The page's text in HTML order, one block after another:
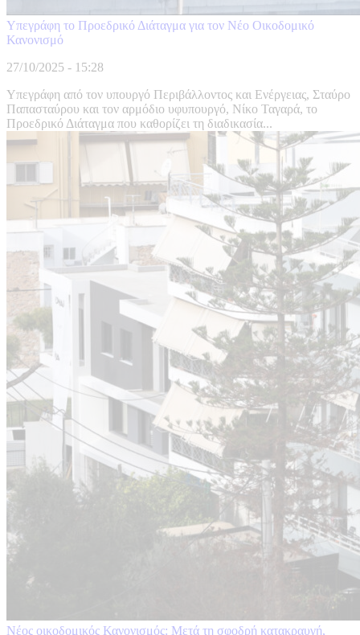
Υπεγράφη το Προεδρικό Διάταγμα για τον Νέο Οικοδομικό
Κανονισμό
27/10/2025 - 15:28
Υπεγράφη από τον υπουργό Περιβάλλοντος και Ενέργειας, Σταύρο
Παπασταύρου και τον αρμόδιο υφυπουργό, Νίκο Ταγαρά, το
Προεδρικό Διάταγμα που καθορίζει τη διαδικασία...
Νέος οικοδομικός Κανονισμός: Μετά τη σφοδρή κατακραυγή,